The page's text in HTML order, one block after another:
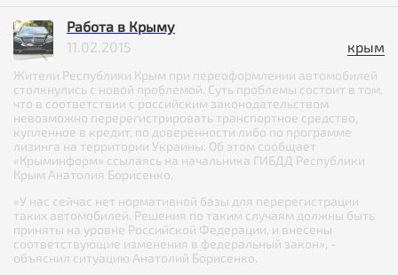
Работа в Крыму
11.02.2015
крым
Жители Республики Крым при переоформлении автомобилей
столкнулись с новой проблемой. Суть проблемы состоит в том,
что в соответствии с российским законодательством
невозможно перерегистрировать транспортное средство,
купленное в кредит, по доверенности либо по программе
лизинга на территории Украины. Об этом сообщает
«Крыминформ» ссылаясь на начальника ГИБДД Республики
Крым Анатолия Борисенко.
«У нас сейчас нет нормативной базы для перерегистрации
таких автомобилей. Решения по таким случаям должны быть
приняты на уровне Российской Федерации, и внесены
соответствующие изменения в федеральный закон», -
объяснил ситуацию Анатолий Борисенко.